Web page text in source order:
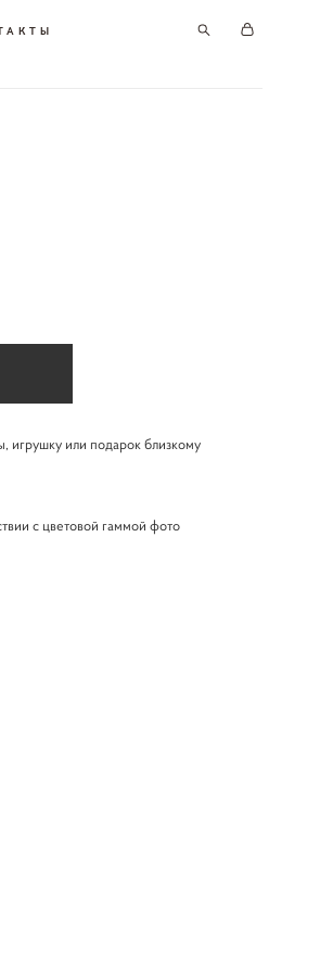
игрушку или подарок близкому
с цветовой гаммой фото